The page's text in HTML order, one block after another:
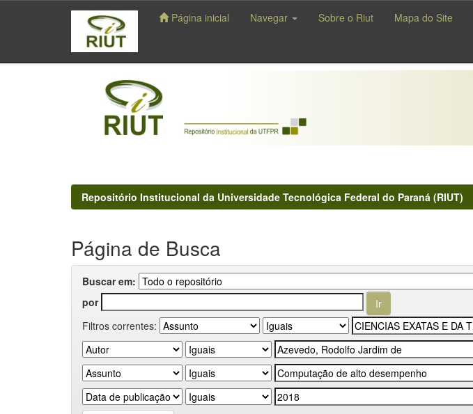
navigation
Página inicial Navegar Sobre o Riut Mapa do Site
Repositório Institucional da Universidade Tecnológica Federal do Paraná (RIUT)
Página de Busca
Buscar em:
por
Filtros correntes: